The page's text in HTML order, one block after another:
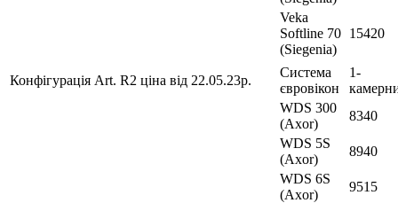
Veka
Softline 70
(Siegenia)
15420
Конфігурація Art. R2 ціна від 22.05.23р.
Система
євровікон
1-
WDS 300
(Axor)
8340
WDS 5S
(Axor)
8940
WDS 6S
(Axor)
9515